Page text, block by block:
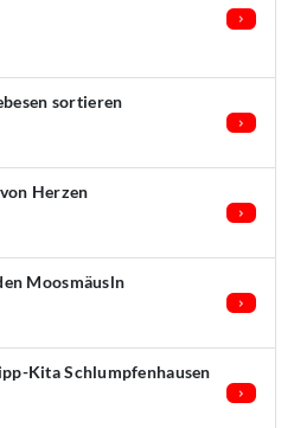
sortieren
Herzen
Moosmäusln
Kita Schlumpfenhausen